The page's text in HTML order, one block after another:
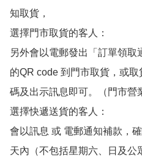
知取貨，
選擇門市取貨的客人：
另外會以電郵發出「訂單領
的QR code 到門市取貨，或
碼及出示訊息即可。（門市營
選擇快遞送貨的客人：
會以訊息 或 電郵通知補款，
天內（不包括星期六、日及